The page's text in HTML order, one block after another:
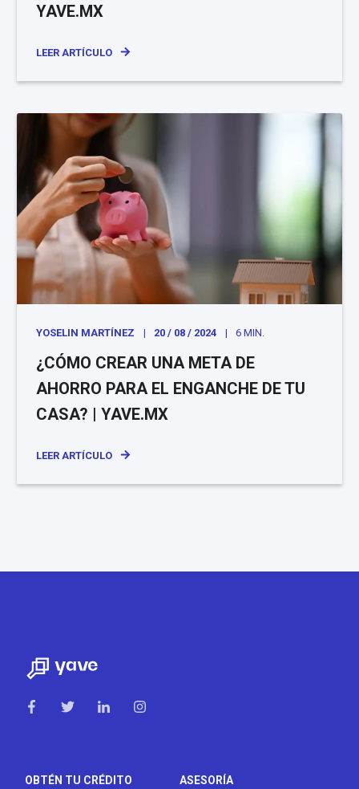
YAVE.MX
LEER ARTÍCULO
YOSELIN MARTÍNEZ 20 / 08 / 2024 6 MIN.
¿CÓMO CREAR UNA META DE
AHORRO PARA EL ENGANCHE DE TU
CASA? | YAVE.MX
LEER ARTÍCULO
OBTÉN TU CRÉDITO ASESORÍA